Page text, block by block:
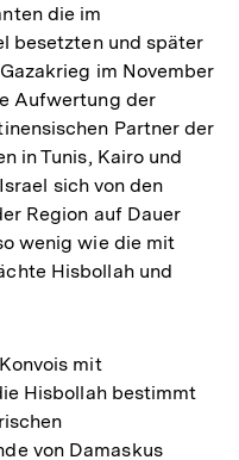
die im
besetzten und später
im November
Aufwertung der
Partner der
in Tunis, Kairo und
sich von den
Region auf Dauer
wenig wie die mit
Hisbollah und
mit
Hisbollah bestimmt
von Damaskus